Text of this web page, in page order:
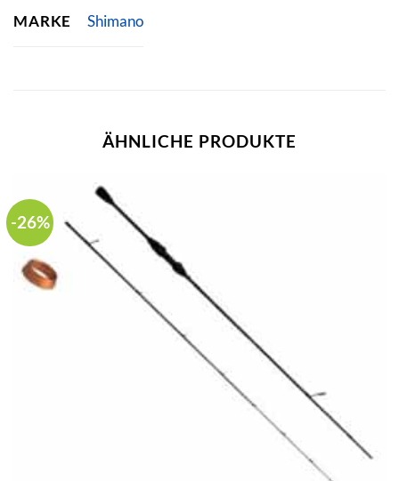
MARKE Shimano
ÄHNLICHE PRODUKTE
-26%